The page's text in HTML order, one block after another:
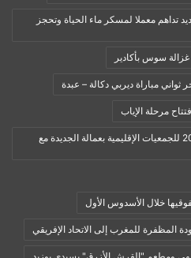
تداهم معملا لمسكر ماء الحياة وتحجز
سوس بأكادير
مباراة ديربي دكالة – عبدة
مرحلة الإياب
لقاء تواصلي لتقديم حصيلة 2011-2016 للجمعيات الإقليمية بعمالة الجديدة مع
خلال الأسدوس الأول
المظفرة للمغرب إلى الاتحاد الإفريقي